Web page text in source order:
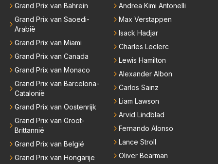
Grand Prix van Bahrein
Grand Prix van Saoedi-
Arabië
Grand Prix van Miami
Grand Prix van Canada
Grand Prix van Monaco
Grand Prix van Barcelona-
Catalonië
Grand Prix van Oostenrijk
Grand Prix van Groot-
Brittannië
Grand Prix van België
Grand Prix van Hongarije
Andrea Kimi Antonelli
Max Verstappen
Isack Hadjar
Charles Leclerc
Lewis Hamilton
Alexander Albon
Carlos Sainz
Liam Lawson
Arvid Lindblad
Fernando Alonso
Lance Stroll
Oliver Bearman